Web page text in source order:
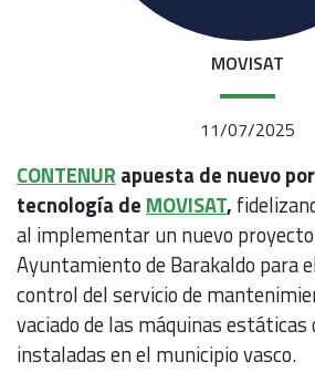
MOVISAT
11/07/2025
CONTENUR apuesta de nuevo
tecnología de MOVISAT,
al implementar un nuevo
Ayuntamiento de Barakaldo para
control del servicio de
vaciado de las máquinas estáticas
instaladas en el municipio vasco.